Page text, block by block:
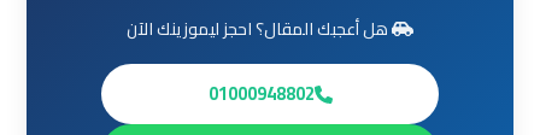
هل أعجبك المقال؟ احجز ليموزينك الآن
01000948802